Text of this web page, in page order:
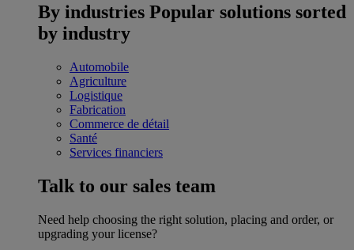
By industries Popular solutions sorted
by industry
Automobile
Agriculture
Logistique
Fabrication
Commerce de détail
Santé
Services financiers
Talk to our sales team
Need help choosing the right solution, placing and order, or
upgrading your license?